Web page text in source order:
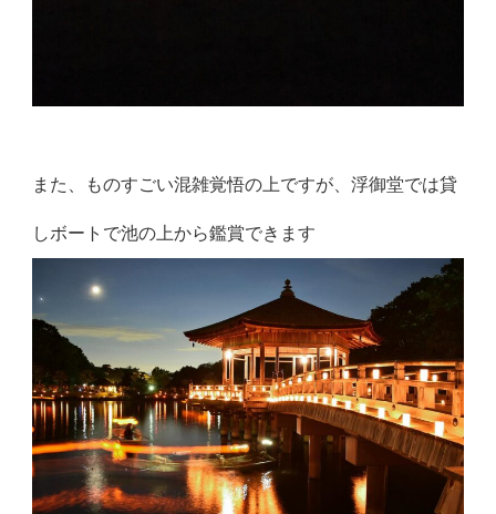
また、ものすごい混雑覚悟の上ですが、浮御堂では貸
しボートで池の上から鑑賞できます